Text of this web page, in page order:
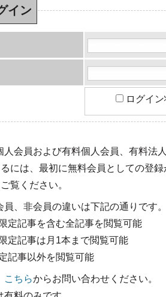
イン
ログイ
会員および有料個人会員、有料法
には、最初に無料会員としての登録
覧ください。
、非会員の違いは下記の通りです。
定記事を含む全記事を閲覧可能
定記事は月1本まで閲覧可能
記事以外を閲覧可能
こちらからお問い合わせください。